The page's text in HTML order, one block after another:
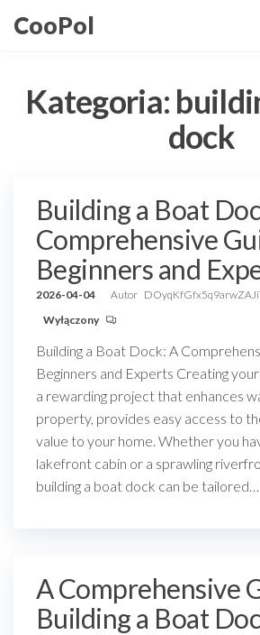
doCooPol
Kategoria:
dock
Building a Boat
Comprehensive
Beginners and
2026-04-04 Autor
Wyłączony
Building a Boat Dock: A
Beginners and Experts Creating
a rewarding project that enhances
property, provides easy access to
value to your home. Whether you
lakefront cabin or a sprawling
building a boat dock can be tailored…
A Comprehensive
Building a Boat